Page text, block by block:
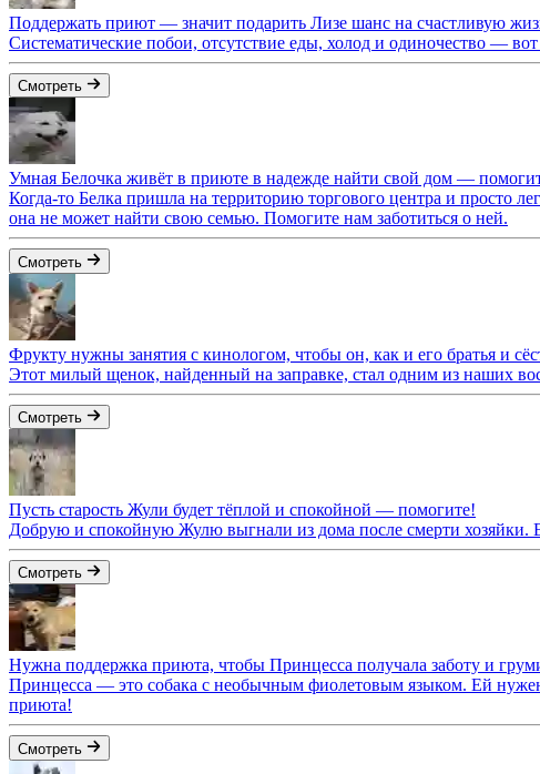
Поддержать приют — значит подарить Лизе шанс на счастливую
Систематические побои, отсутствие еды, холод и одиночество —
Смотреть
Умная Белочка живёт в приюте в надежде найти свой дом —
Когда‑то Белка пришла на территорию торгового центра и просто
она не может найти свою семью. Помогите нам заботиться о ней.
Смотреть
Фрукту нужны занятия с кинологом, чтобы он, как и его братья и
Этот милый щенок, найденный на заправке, стал одним из наших
Смотреть
Пусть старость Жули будет тёплой и спокойной — помогите!
Добрую и спокойную Жулю выгнали из дома после смерти хозяйки.
Смотреть
Нужна поддержка приюта, чтобы Принцесса получала заботу и
Принцесса — это собака с необычным фиолетовым языком. Ей
приюта!
Смотреть